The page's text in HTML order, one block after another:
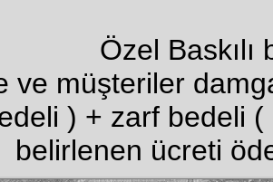
Özel Baskılı
ve müşteriler
) + zarf bedeli (
belirlenen ücreti